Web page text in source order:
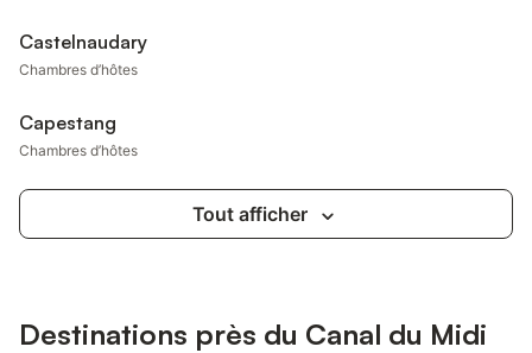
Castelnaudary
Chambres d’hôtes
Capestang
Chambres d’hôtes
Tout afficher
Destinations près du Canal du Midi